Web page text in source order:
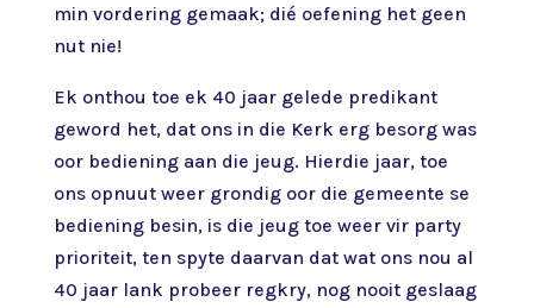
min vordering gemaak; dié oefening het geen
nut nie!
Ek onthou toe ek 40 jaar gelede predikant
geword het, dat ons in die Kerk erg besorg was
oor bediening aan die jeug. Hierdie jaar, toe
ons opnuut weer grondig oor die gemeente se
bediening besin, is die jeug toe weer vir party
prioriteit, ten spyte daarvan dat wat ons nou al
40 jaar lank probeer regkry, nog nooit geslaag